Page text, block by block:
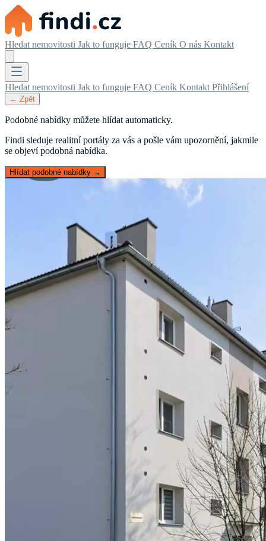
Hledat nemovitosti Jak to funguje FAQ Ceník O nás Kontakt
Hledat nemovitosti Jak to funguje FAQ Ceník Kontakt Přihlášení
← Zpět
Podobné nabídky můžete hlídat automaticky.
Findi sleduje realitní portály za vás a pošle vám upozornění, jakmile
se objeví podobná nabídka.
Hlídat podobné nabídky →